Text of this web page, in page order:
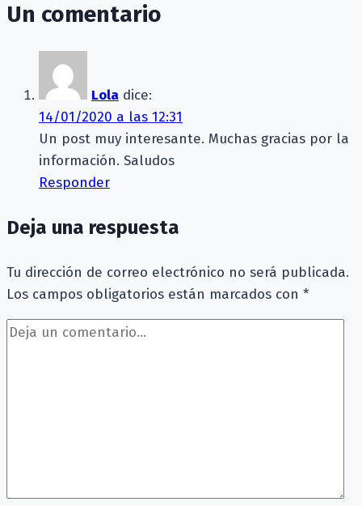
Un comentario
Lola dice:
14/01/2020 a las 12:31
Un post muy interesante. Muchas gracias por la
información. Saludos
Responder
Deja una respuesta
Tu dirección de correo electrónico no será publicada.
Los campos obligatorios están marcados con *